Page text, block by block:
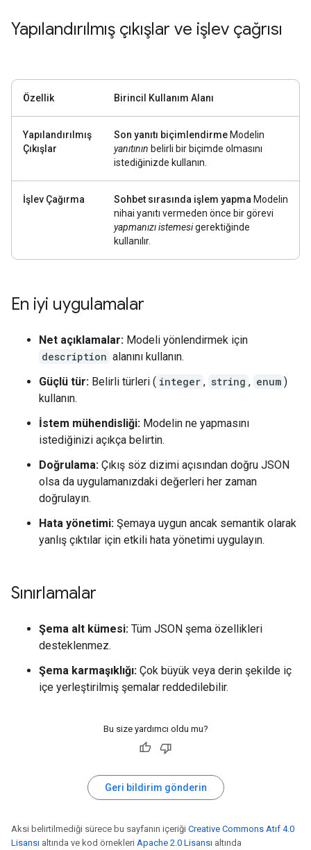
Yapılandırılmış çıkışlar ve işlev çağrısı
Özellik Birincil Kullanım Alanı
Yapılandırılmış
Çıkışlar
Son yanıtı biçimlendirme Modelin
yanıtının belirli bir biçimde olmasını
istediğinizde kullanın.
İşlev Çağırma Sohbet sırasında işlem yapma Modelin
nihai yanıtı vermeden önce bir görevi
yapmanızı istemesigerektiğinde
kullanılır.
En iyi uygulamalar
Net açıklamalar: Modeli yönlendirmek için
description alanını kullanın.
Güçlü tür: Belirli türleri ( integer , string , enum )
kullanın.
İstem mühendisliği: Modelin ne yapmasını
istediğinizi açıkça belirtin.
Doğrulama: Çıkış söz dizimi açısından doğru JSON
olsa da uygulamanızdaki değerleri her zaman
doğrulayın.
Hata yönetimi: Şemaya uygun ancak semantik olarak
yanlış çıktılar için etkili hata yönetimi uygulayın.
Sınırlamalar
Şema alt kümesi: Tüm JSON şema özellikleri
desteklenmez.
Şema karmaşıklığı: Çok büyük veya derin şekilde iç
içe yerleştirilmiş şemalar reddedilebilir.
Bu size yardımcı oldu mu?
Geri bildirim gönderin
Aksi belirtilmediği sürece bu sayfanın içeriği Creative Commons Atıf 4.0
Lisansı altında ve kod örnekleri Apache 2.0 Lisansı altında